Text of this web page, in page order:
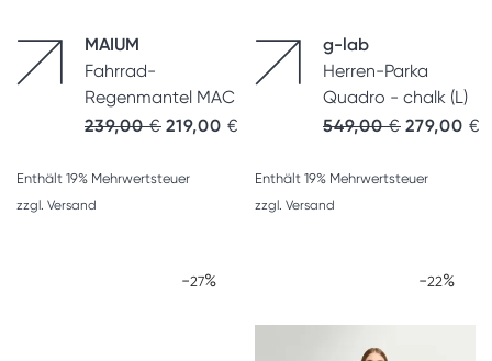
MAIUM
Fahrrad-
Regenmantel MAC
239,00€ 219,00 €
Enthält 19% Mehrwertsteuer
zzgl. Versand
g-lab
Herren-Parka
Quadro - chalk (L)
549,00€ 279,00 €
Enthält 19% Mehrwertsteuer
zzgl. Versand
-27% -22%